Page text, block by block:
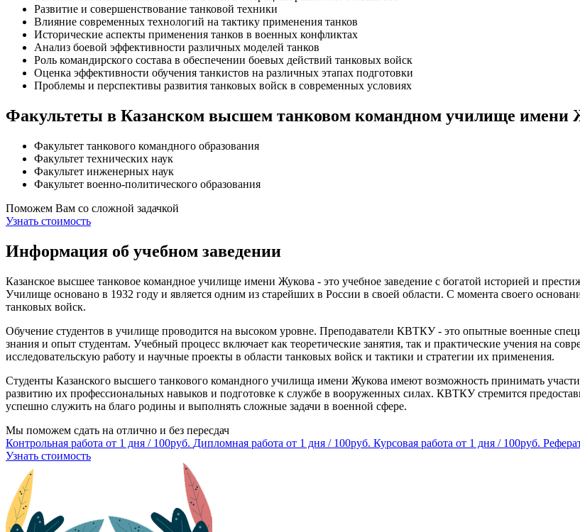
Развитие и совершенствование танковой техники
Влияние современных технологий на тактику применения танков
Исторические аспекты применения танков в военных конфликтах
Анализ боевой эффективности различных моделей танков
Роль командирского состава в обеспечении боевых действий танковых войск
Оценка эффективности обучения танкистов на различных этапах подготовки
Проблемы и перспективы развития танковых войск в современных условиях
Факультеты в Казанском высшем танковом командном училище имени
Факультет танкового командного образования
Факультет технических наук
Факультет инженерных наук
Факультет военно-политического образования
Поможем Вам со сложной задачкой
Узнать стоимость
Информация об учебном заведении
Казанское высшее танковое командное училище имени Жукова - это учебное заведение с богатой историей и
Училище основано в 1932 году и является одним из старейших в России в своей области. С момента своего
танковых войск.
Обучение студентов в училище проводится на высоком уровне. Преподаватели КВТКУ - это опытные военные
знания и опыт студентам. Учебный процесс включает как теоретические занятия, так и практические учения на
исследовательскую работу и научные проекты в области танковых войск и тактики и стратегии их применения.
Студенты Казанского высшего танкового командного училища имени Жукова имеют возможность принимать
развитию их профессиональных навыков и подготовке к службе в вооруженных силах. КВТКУ стремится
успешно служить на благо родины и выполнять сложные задачи в военной сфере.
Мы поможем сдать на отлично и без пересдач
Контрольная работа от 1 дня / 100руб. Дипломная работа от 1 дня / 100руб. Курсовая работа от 1 дня / 100руб.
Узнать стоимость